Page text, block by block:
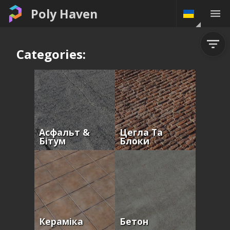
Poly Haven
Categories:
Асфальт &
Бітум
Цегла Та
Блоки
Кераміка Бетон